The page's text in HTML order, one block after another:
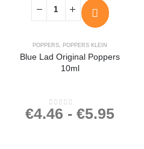
POPPERS POPPERS KLEIN
Blue Lad Original Poppers
10ml
0 out of 5
€4.46 - €5.95